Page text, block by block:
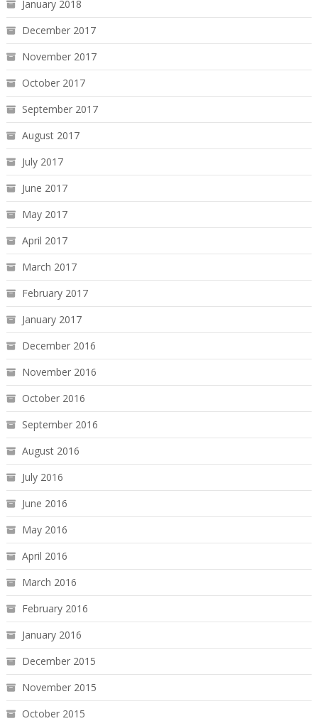
January 2018
December 2017
November 2017
October 2017
September 2017
August 2017
July 2017
June 2017
May 2017
April 2017
March 2017
February 2017
January 2017
December 2016
November 2016
October 2016
September 2016
August 2016
July 2016
June 2016
May 2016
April 2016
March 2016
February 2016
January 2016
December 2015
November 2015
October 2015